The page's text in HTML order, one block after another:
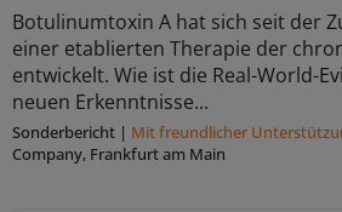
Botulinumtoxin A hat sich seit der
einer etablierten Therapie der
entwickelt. Wie ist die Real-World-
neuen Erkenntnisse...
Sonderbericht | Mit freundlicher
Company, Frankfurt am Main